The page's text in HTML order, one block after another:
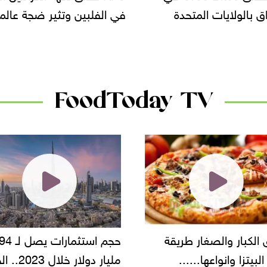
وتثير ضجة عالمية
سحب بعض ألبان الأطفال
FoodToday TV
حجم استثمارات يصل لـ 94
"أمن القاهرة" يضبط
شركة مطاعم استولى على